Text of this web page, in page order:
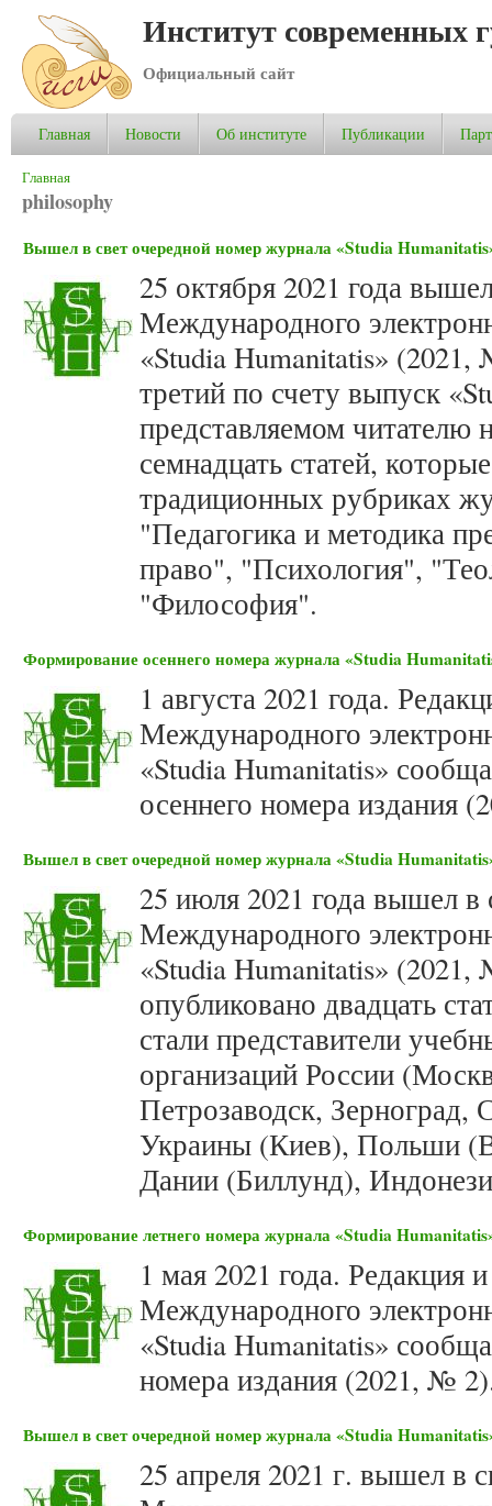
Институт современных
Официальный сайт
Главная Новости Об институте Публикации
Вы здесь
Главная
philosophy
Вышел в свет очередной номер журнала «Studia
25 октября 2021 года
Международного
«Studia Humanitatis»
третий по счету выпуск
представляемом читателю
семнадцать статей,
традиционных рубриках
"Педагогика и методика
право", "Психология",
"Философия".
Формирование осеннего номера журнала «Studia
1 августа 2021 года.
Международного
«Studia Humanitatis»
осеннего номера издания
Вышел в свет очередной номер журнала «Studia
25 июля 2021 года вышел в
Международного
«Studia Humanitatis»
опубликовано двадцать
стали представители
организаций России
Петрозаводск, Зерноград,
Украины (Киев), Польши
Дании (Биллунд),
Формирование летнего номера журнала «Studia
1 мая 2021 года. Редакция
Международного
«Studia Humanitatis»
номера издания (2021, №
Вышел в свет очередной номер журнала «Studia
25 апреля 2021 г. вышел в